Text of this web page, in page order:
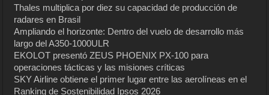
Thales multiplica por diez su capacidad de producción de
radares en Brasil
Ampliando el horizonte: Dentro del vuelo de desarrollo más
largo del A350-1000ULR
EKOLOT presentó ZEUS PHOENIX PX-100 para
operaciones tácticas y las misiones críticas
SKY Airline obtiene el primer lugar entre las aerolíneas en el
Ranking de Sostenibilidad Ipsos 2026